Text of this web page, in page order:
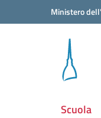
Vai ai contenuti
Vai al menu diMinistero
Scuola